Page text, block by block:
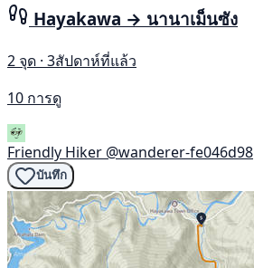
Hayakawa → นานาเม็นซัง
2 จุด · 3สัปดาห์ที่แล้ว
10 การดู
Friendly Hiker @wanderer-fe046d98
บันทึก